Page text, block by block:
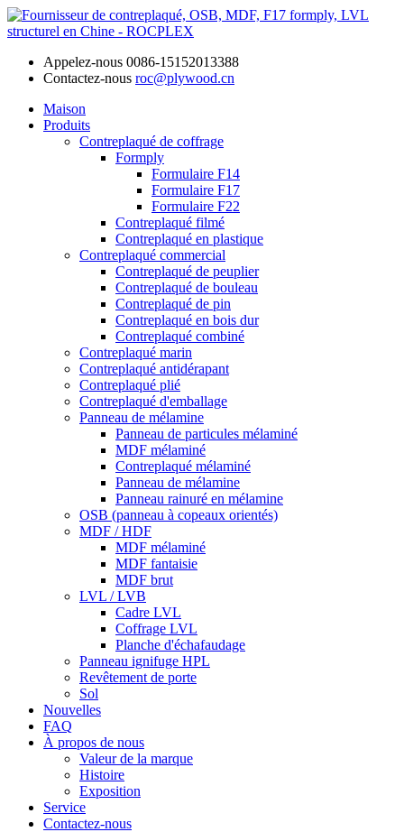
Appelez-nous 0086-15152013388
Contactez-nous roc@plywood.cn
Maison
Produits
Contreplaqué de coffrage
Formply
Formulaire F14
Formulaire F17
Formulaire F22
Contreplaqué filmé
Contreplaqué en plastique
Contreplaqué commercial
Contreplaqué de peuplier
Contreplaqué de bouleau
Contreplaqué de pin
Contreplaqué en bois dur
Contreplaqué combiné
Contreplaqué marin
Contreplaqué antidérapant
Contreplaqué plié
Contreplaqué d'emballage
Panneau de mélamine
Panneau de particules mélaminé
MDF mélaminé
Contreplaqué mélaminé
Panneau de mélamine
Panneau rainuré en mélamine
OSB (panneau à copeaux orientés)
MDF / HDF
MDF mélaminé
MDF fantaisie
MDF brut
LVL / LVB
Cadre LVL
Coffrage LVL
Planche d'échafaudage
Panneau ignifuge HPL
Revêtement de porte
Sol
Nouvelles
FAQ
À propos de nous
Valeur de la marque
Histoire
Exposition
Service
Contactez-nous